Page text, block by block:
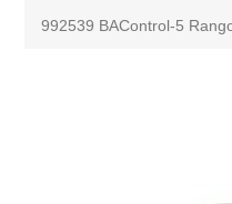
992539 BAControl-5